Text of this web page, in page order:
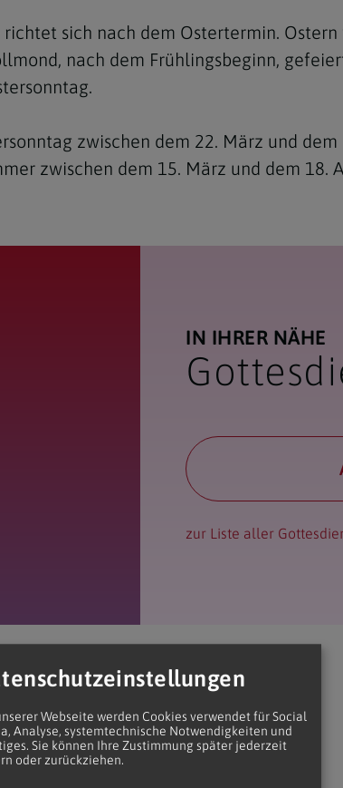
sich nach dem Ostertermin.
nach dem Frühlingsbeginn,
zwischen dem 22. März und
zwischen dem 15. März und dem 18.
IN IHRER NÄHE
zur Liste aller
trotzdem der Beginn der Karwoche,
Webseite werden Cookies verwendet für Social
Analyse, systemtechnische Notwendigkeiten und
Sie können Ihre Zustimmung später jederzeit
oder zurückziehen.